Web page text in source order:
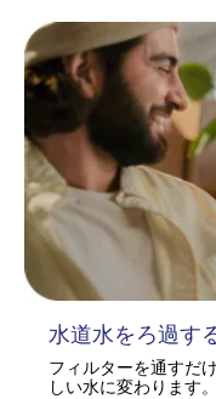
水道水をろ過す
フィルターを通すだ
しい水に変わります。